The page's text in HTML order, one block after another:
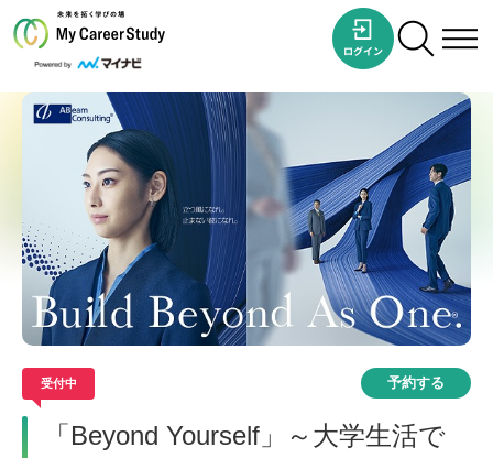
受付中 予約する
「Beyond Yourself」～大学生活で